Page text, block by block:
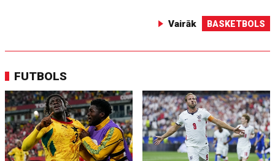
Vairāk BASKETBOLS
FUTBOLS